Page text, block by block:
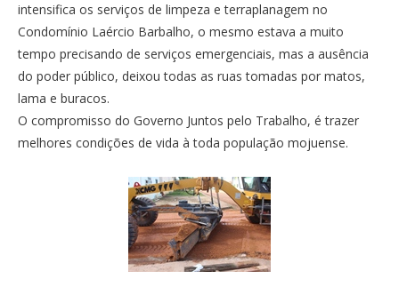
intensifica os serviços de limpeza e terraplanagem no
Condomínio Laércio Barbalho, o mesmo estava a muito
tempo precisando de serviços emergenciais, mas a ausência
do poder público, deixou todas as ruas tomadas por matos,
lama e buracos.
O compromisso do Governo Juntos pelo Trabalho, é trazer
melhores condições de vida à toda população mojuense.